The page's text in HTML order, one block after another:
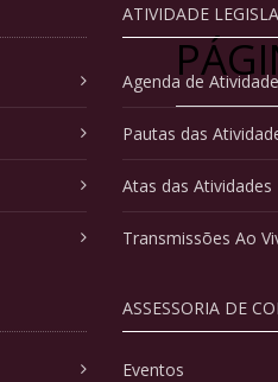
ATIVIDADE
Agenda de
Pautas das
Atas das Atividades
Transmissões Ao
ASSESSORIA DE
Eventos